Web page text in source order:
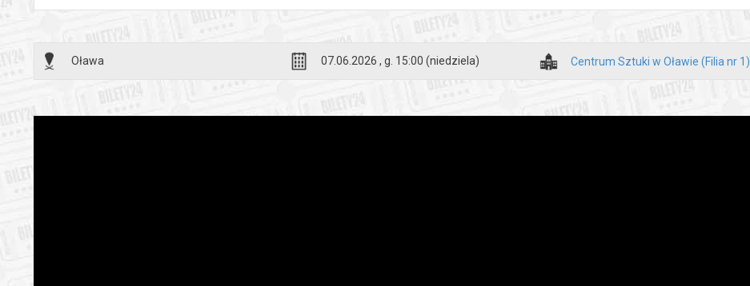
Oława 07.06.2026 , g. 15:00 (niedziela) Centrum Sztuki w Oławie (Filia nr 1)